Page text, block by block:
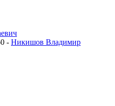
- Никишов Владимир